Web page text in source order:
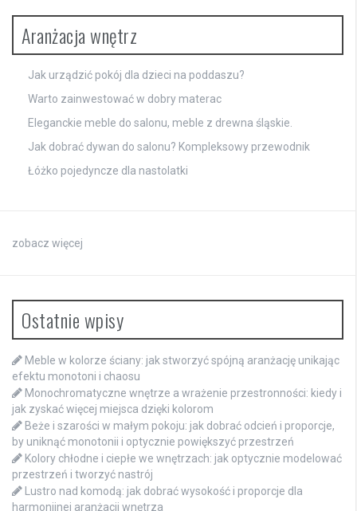
Aranżacja wnętrz
Jak urządzić pokój dla dzieci na poddaszu?
Warto zainwestować w dobry materac
Eleganckie meble do salonu, meble z drewna śląskie.
Jak dobrać dywan do salonu? Kompleksowy przewodnik
Łóżko pojedyncze dla nastolatki
zobacz więcej
Ostatnie wpisy
Meble w kolorze ściany: jak stworzyć spójną aranżację unikając
efektu monotoni i chaosu
Monochromatyczne wnętrze a wrażenie przestronności: kiedy i
jak zyskać więcej miejsca dzięki kolorom
Beże i szarości w małym pokoju: jak dobrać odcień i proporcje,
by uniknąć monotonii i optycznie powiększyć przestrzeń
Kolory chłodne i ciepłe we wnętrzach: jak optycznie modelować
przestrzeń i tworzyć nastrój
Lustro nad komodą: jak dobrać wysokość i proporcje dla
harmonijnej aranżacji wnętrza